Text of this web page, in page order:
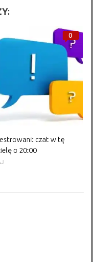
0
czat w tę
o 20:00